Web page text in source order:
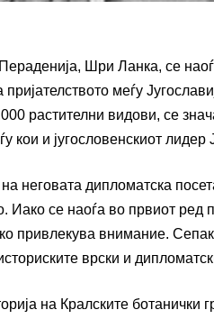
Шри Ланка, се
меѓу
растителни видови, се
кои и југословенскиот
неговата дипломатска
Иако се наоѓа во првиот ред
привлекува внимание.
врски и
на Кралските ботанички